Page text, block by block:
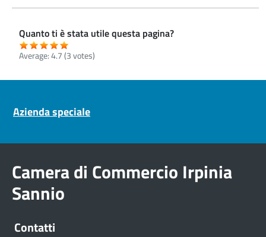
Quanto ti è stata utile questa pagina?
Average:4.7(3votes)
Azienda speciale
Camera di Commercio Irpinia
Sannio
Contatti